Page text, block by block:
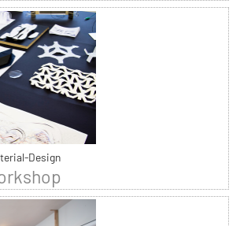
Design